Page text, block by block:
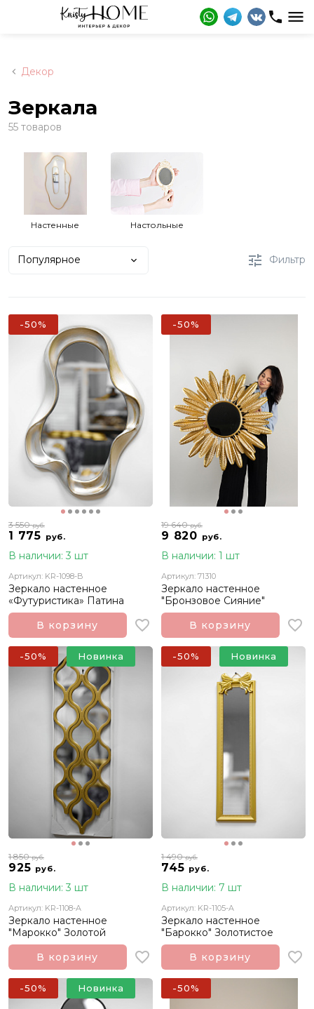
Декор
Зеркала
55 товаров
Настенные Настольные
Популярное Фильтр
1 775 руб.
3 550руб.
В наличии: 3 шт
Артикул: KR-1098-B
Зеркало настенное
«Футуристика» Патина
В корзину
-50%
9 820 руб.
19 640руб.
В наличии: 1 шт
Артикул: 71310
Зеркало настенное
"Бронзовое Сияние"
В корзину
-50%
925 руб.
1 850руб.
В наличии: 3 шт
Артикул: KR-1108-A
Зеркало настенное
"Марокко" Золотой
В корзину
-50% Новинка
745 руб.
1 490руб.
В наличии: 7 шт
Артикул: KR-1105-A
Зеркало настенное
"Барокко" Золотистое
В корзину
-50% Новинка
-50% Новинка -50%